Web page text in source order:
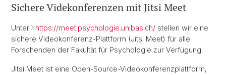
Sichere Videkonferenzen mit Jitsi Meet
Unter https://meet.psychologie.unibas.ch/ stellen wir eine
sichere Videokonferenz-Plattform (Jitsi Meet) für alle
Forschenden der Fakultät für Psychologie zur Verfügung.
Jitsi Meet ist eine Open-Source-Videokonferenzplattform,